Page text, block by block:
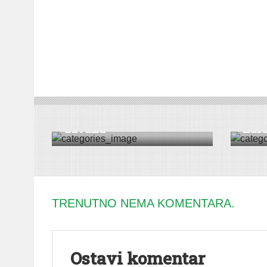
VESTI|CRNA HRONIKA|SREMSKA MITROVICA
duvana
TRENUTNO NEMA KOMENTARA.
Ostavi komentar